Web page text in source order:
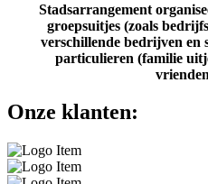
Stadsarrangement
groepsuitjes (zoals
verschillende bedrijven en
particulieren (familie
Onze klanten: